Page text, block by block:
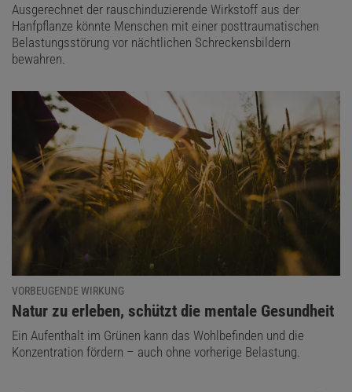
Ausgerechnet der rauschinduzierende Wirkstoff aus der
Hanfpflanze könnte Menschen mit einer posttraumatischen
Belastungsstörung vor nächtlichen Schreckensbildern
bewahren.
VORBEUGENDE WIRKUNG
:
Natur zu erleben, schützt die mentale Gesundheit
Ein Aufenthalt im Grünen kann das Wohlbefinden und die
Konzentration fördern – auch ohne vorherige Belastung.